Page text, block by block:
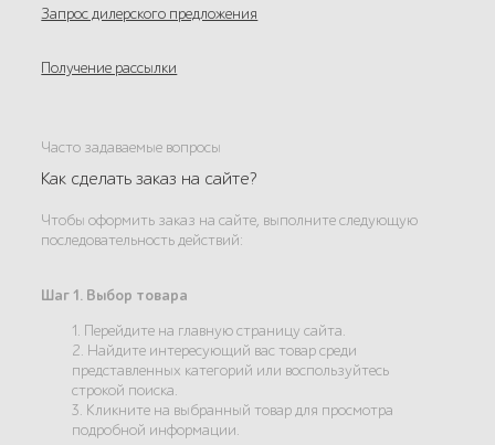
Запрос дилерского предложения
Получение рассылки
Часто задаваемые вопросы
Как сделать заказ на сайте?
Чтобы оформить заказ на сайте, выполните следующую
последовательность действий:
Шаг 1. Выбор товара
1. Перейдите на главную страницу сайта.
2. Найдите интересующий вас товар среди
представленных категорий или воспользуйтесь
строкой поиска.
3. Кликните на выбранный товар для просмотра
подробной информации.